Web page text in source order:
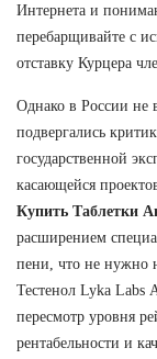
Интернета и
перебарщивайте с
отставку Курцера
Однако в России не
подвергались
государственной
касающейся
Купить Таблетки
расширением
пени, что не нужно
Тестенол Lyka Labs
пересмотр уровня
рентабельности и